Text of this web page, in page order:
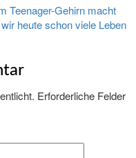
Teenager-Gehirn macht
heute schon viele Leben
Erforderliche Felder